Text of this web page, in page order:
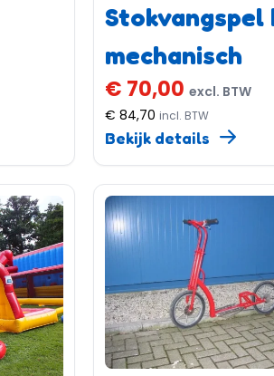
Stokvangspel
mechanisch
€ 70,00 excl. BTW
€ 84,70 incl. BTW
Bekijk details